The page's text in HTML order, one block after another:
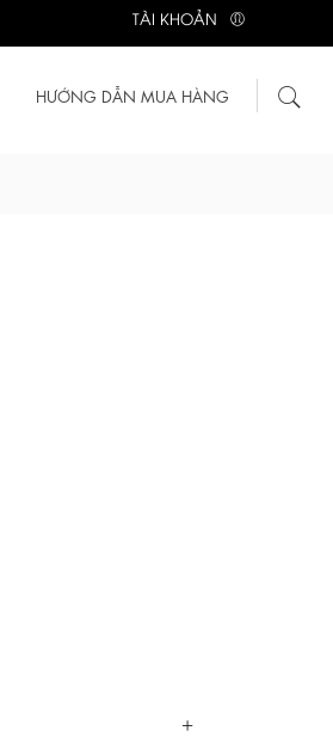
TÀI KHOẢN
HƯỚNG DẪN MUA HÀNG